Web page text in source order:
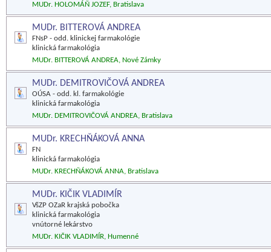
MUDr. HOLOMÁŇ JOZEF, Bratislava
MUDr. BITTEROVÁ ANDREA
FNsP - odd. klinickej farmakológie
klinická farmakológia
MUDr. BITTEROVÁ ANDREA, Nové Zámky
MUDr. DEMITROVIČOVÁ ANDREA
OÚSA - odd. kl. farmakológie
klinická farmakológia
MUDr. DEMITROVIČOVÁ ANDREA, Bratislava
MUDr. KRECHŇÁKOVÁ ANNA
FN
klinická farmakológia
MUDr. KRECHŇÁKOVÁ ANNA, Bratislava
MUDr. KIČIK VLADIMÍR
VšZP OZaR krajská pobočka
klinická farmakológia
vnútorné lekárstvo
MUDr. KIČIK VLADIMÍR, Humenné